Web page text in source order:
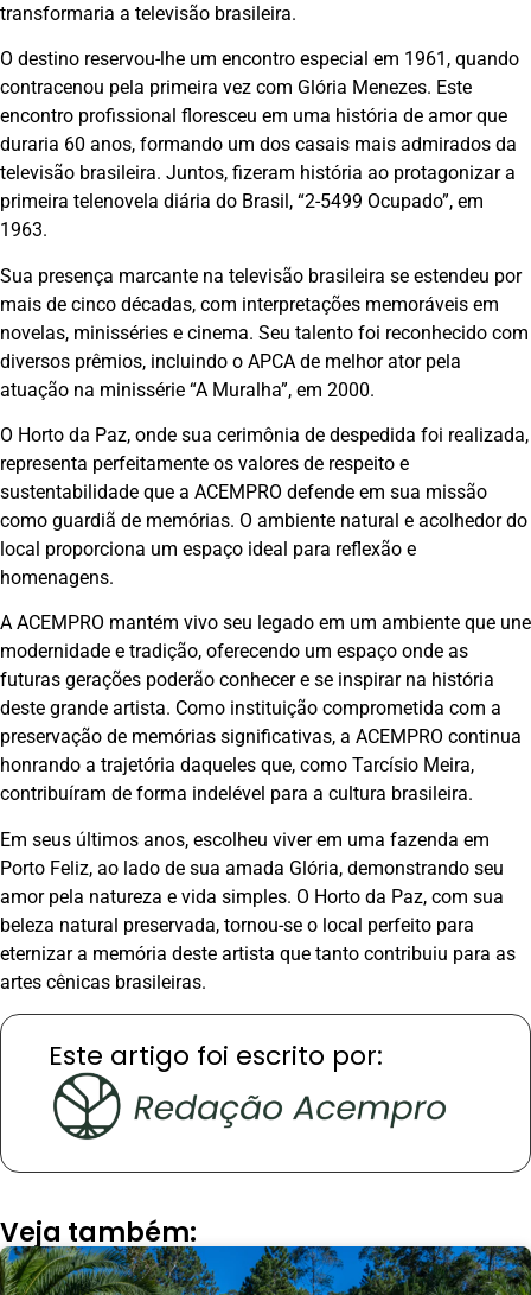
transformaria a televisão brasileira.
O destino reservou-lhe um encontro especial em 1961, quando
contracenou pela primeira vez com Glória Menezes. Este
encontro profissional floresceu em uma história de amor que
duraria 60 anos, formando um dos casais mais admirados da
televisão brasileira. Juntos, fizeram história ao protagonizar a
primeira telenovela diária do Brasil, “2-5499 Ocupado”, em
1963.
Sua presença marcante na televisão brasileira se estendeu por
mais de cinco décadas, com interpretações memoráveis em
novelas, minisséries e cinema. Seu talento foi reconhecido com
diversos prêmios, incluindo o APCA de melhor ator pela
atuação na minissérie “A Muralha”, em 2000.
O Horto da Paz, onde sua cerimônia de despedida foi realizada,
representa perfeitamente os valores de respeito e
sustentabilidade que a ACEMPRO defende em sua missão
como guardiã de memórias. O ambiente natural e acolhedor do
local proporciona um espaço ideal para reflexão e
homenagens.
A ACEMPRO mantém vivo seu legado em um ambiente que une
modernidade e tradição, oferecendo um espaço onde as
futuras gerações poderão conhecer e se inspirar na história
deste grande artista. Como instituição comprometida com a
preservação de memórias significativas, a ACEMPRO continua
honrando a trajetória daqueles que, como Tarcísio Meira,
contribuíram de forma indelével para a cultura brasileira.
Em seus últimos anos, escolheu viver em uma fazenda em
Porto Feliz, ao lado de sua amada Glória, demonstrando seu
amor pela natureza e vida simples. O Horto da Paz, com sua
beleza natural preservada, tornou-se o local perfeito para
eternizar a memória deste artista que tanto contribuiu para as
artes cênicas brasileiras.
Este artigo foi escrito por:
Veja também: